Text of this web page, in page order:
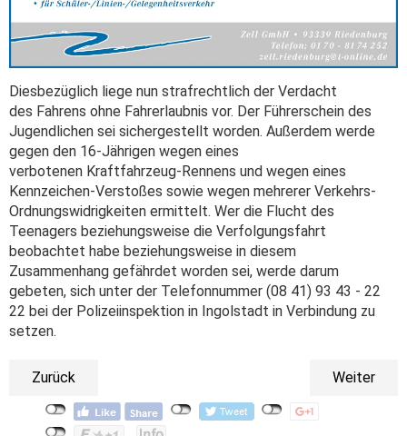
Diesbezüglich liege nun strafrechtlich der Verdacht
des Fahrens ohne Fahrerlaubnis vor. Der Führerschein des
Jugendlichen sei sichergestellt worden. Außerdem werde
gegen den 16-Jährigen wegen eines
verbotenen Kraftfahrzeug-Rennens und wegen eines
Kennzeichen-Verstoßes sowie wegen mehrerer Verkehrs-
Ordnungswidrigkeiten ermittelt. Wer die Flucht des
Teenagers beziehungsweise die Verfolgungsfahrt
beobachtet habe beziehungsweise in diesem
Zusammenhang gefährdet worden sei, werde darum
gebeten, sich unter der Telefonnummer (08 41) 93 43 - 22
22 bei der Polizeiinspektion in Ingolstadt in Verbindung zu
setzen.
Zurück Weiter